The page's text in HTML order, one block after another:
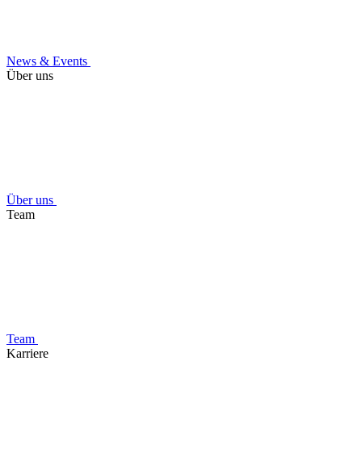
News & Events
Über uns
Über uns
Team
Team
Karriere